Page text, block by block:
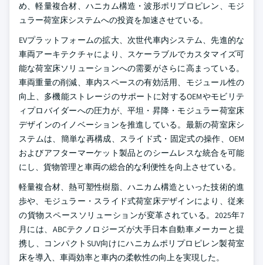
め、軽量複合材、ハニカム構造・波形ポリプロピレン、モジ
ュラー荷室床システムへの投資を加速させている。
EVプラットフォームの拡大、次世代車内システム、先進的な
車両アーキテクチャにより、スケーラブルでカスタマイズ可
能な荷室床ソリューションへの需要がさらに高まっている。
車両重量の削減、車内スペースの有効活用、モジュール性の
向上、多機能ストレージのサポートに対するOEMやモビリテ
ィプロバイダーへの圧力が、平坦・昇降・モジュラー荷室床
デザインのイノベーションを推進している。最新の荷室床シ
ステムは、簡単な再構成、スライド式・固定式の操作、OEM
およびアフターマーケット製品とのシームレスな統合を可能
にし、貨物管理と車両の総合的な利便性を向上させている。
軽量複合材、熱可塑性樹脂、ハニカム構造といった技術的進
歩や、モジュラー・スライド式荷室床デザインにより、従来
の貨物スペースソリューションが変革されている。2025年7
月には、ABCテクノロジーズが大手日本自動車メーカーと提
携し、コンパクトSUV向けにハニカムポリプロピレン製荷室
床を導入、車両効率と車内の柔軟性の向上を実現した。